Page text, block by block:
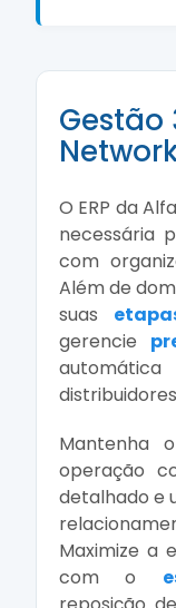
Gestão
O ERP da
necessária
com
Além de
suas
gerencie
Mantenha
operação
detalhado e
Maximize a
com o